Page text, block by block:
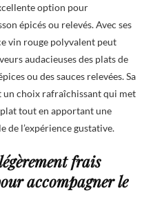
option pour
épicés ou relevés. Avec ses
vin rouge polyvalent peut
audacieuses des plats de
ou des sauces relevées. Sa
choix rafraîchissant qui met
tout en apportant une
de l’expérience gustative.
frais
accompagner le